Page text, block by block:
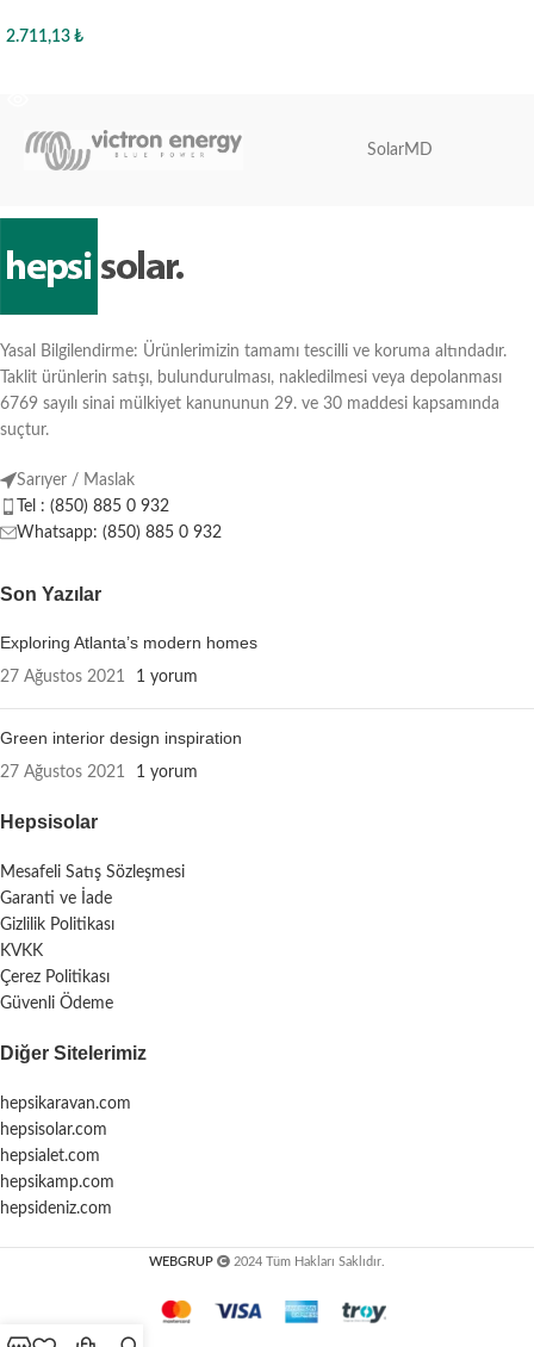
ASS030536011, Victron
2.711,13 ₺
SolarMD
Yasal Bilgilendirme: Ürünlerimizin tamamı tescilli ve koruma altındadır.
Taklit ürünlerin satışı, bulundurulması, nakledilmesi veya depolanması
6769 sayılı sinai mülkiyet kanununun 29. ve 30 maddesi kapsamında
suçtur.
Sarıyer / Maslak
Tel : (850) 885 0 932
Whatsapp: (850) 885 0 932
Son Yazılar
Exploring Atlanta’s modern homes
27 Ağustos 2021 1 yorum
Green interior design inspiration
27 Ağustos 2021 1 yorum
Hepsisolar
Mesafeli Satış Sözleşmesi
Garanti ve İade
Gizlilik Politikası
KVKK
Çerez Politikası
Güvenli Ödeme
Diğer Sitelerimiz
hepsikaravan.com
hepsisolar.com
hepsialet.com
hepsikamp.com
hepsideniz.com
WEBGRUP 2024 Tüm Hakları Saklıdır.